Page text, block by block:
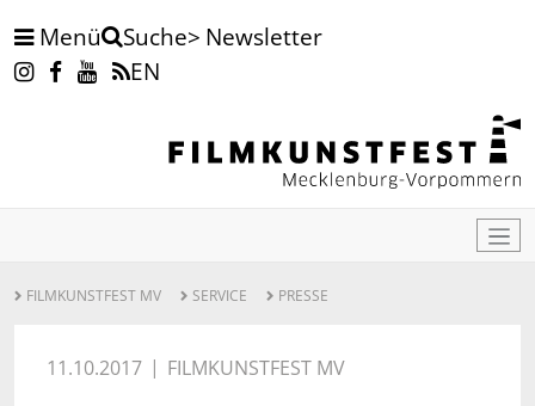
Menü Suche
Newsletter
EN
FILMKUNSTFEST MV SERVICE PRESSE
11.10.2017 FILMKUNSTFEST MV